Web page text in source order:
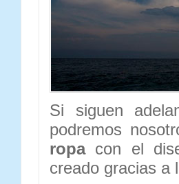
Si siguen
podremos
ropacon el
creado gracias a